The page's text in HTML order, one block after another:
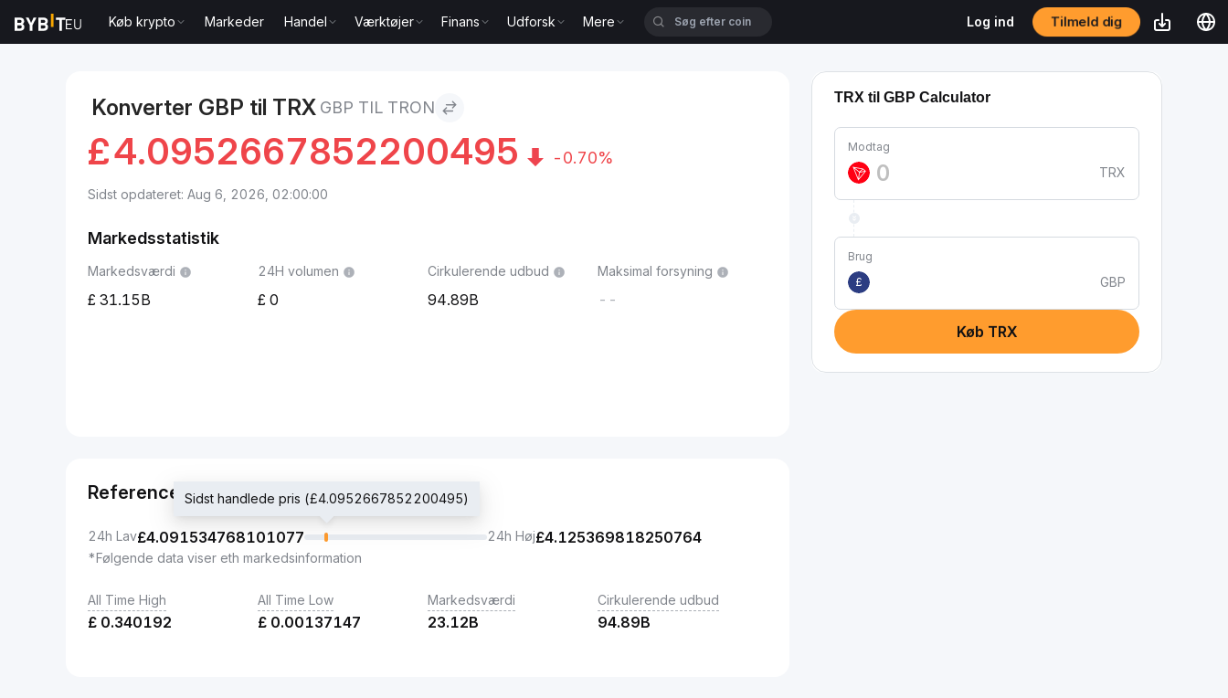
Køb krypto Markeder Handel Værktøjer Finans Udforsk Mere Log ind Tilmeld dig
Konverter GBP til TRX GBP TIL TRON
£4.0952667852200495 -0.70%
Sidst opdateret: Aug 6, 2026, 02:00:00
Markedsstatistik
Markedsværdi
31.15B
24H volumen
0
Cirkulerende udbud
94.89B
Maksimal forsyning
--
Reference
24h Lav£4.091534768101077
Sidst handlede pris (£4.0952667852200495)
24h Høj£4.125369818250764
*Følgende data viser eth markedsinformation
All Time High
£ 0.340192
All Time Low
£ 0.00137147
Markedsværdi
23.12B
Cirkulerende udbud
94.89B
TRX til GBP Calculator
Modtag
TRX
Brug
£
GBP
Køb TRX